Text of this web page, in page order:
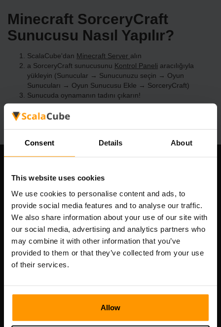
Consent Details About
This website uses cookies
We use cookies to personalise content and ads, to
provide social media features and to analyse our traffic.
We also share information about your use of our site with
our social media, advertising and analytics partners who
may combine it with other information that you’ve
provided to them or that they’ve collected from your use
of their services.
Allow
Minecraft SorceryCraft
Sunucusu Nasıl Yapılır?
ScalaCube'dan Minecraft Server alın
a SorceryCraft sunucusunu Kontrol Paneli aracılığıyla
yükleyin (Sunucular → Sunucunuzu seçin → Oyun
Sunucuları → Oyun Sunucusu Ekle → SorceryCraft)
Sunucuda oynamanın tadını çıkarın!
Scalable Hosting Solutions OÜ
Tescil kodu: 14652605
KDV numarası: EE102133820
Adres: Harju maakond, Tallinn, Kesklinna linnaosa,
Vesivärava tn 50-201, 10152
Hızlı Nav